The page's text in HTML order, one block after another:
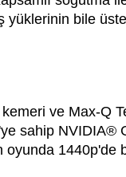
yüklerinin bile
ve Max-Q
sahip
1440p'de